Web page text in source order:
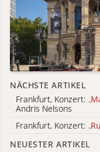
NÄCHSTE ARTIKEL
Frankfurt, Konzert: „
Andris Nelsons
Frankfurt, Konzert: „
NEUESTER ARTIKEL